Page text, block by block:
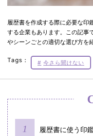
履歴書を作成する際に必要な印
する企業もあります。この記事
やシーンごとの適切な選び方を
Tags： 今さら聞けない
履歴書に使う印